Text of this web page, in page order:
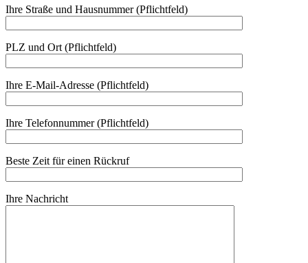
Ihre Straße und Hausnummer (Pflichtfeld)
PLZ und Ort (Pflichtfeld)
Ihre E-Mail-Adresse (Pflichtfeld)
Ihre Telefonnummer (Pflichtfeld)
Beste Zeit für einen Rückruf
Ihre Nachricht